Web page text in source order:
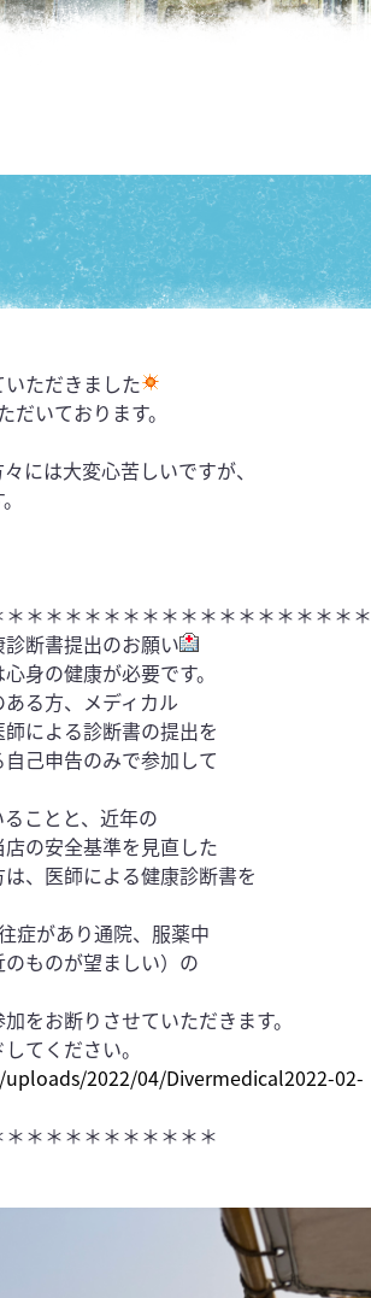
ただきました
いております。
には大変心苦しいですが、
＊＊＊＊＊＊＊＊＊＊＊＊＊＊＊＊＊＊
断書提出のお願い
身の健康が必要です。
る方、メディカル
による診断書の提出を
己申告のみで参加して
ことと、近年の
の安全基準を見直した
、医師による健康診断書を
症があり通院、服薬中
ものが望ましい）の
をお断りさせていただきます。
てください。
2022/04/Divermedical2022-02-
＊＊＊＊＊＊＊＊＊＊